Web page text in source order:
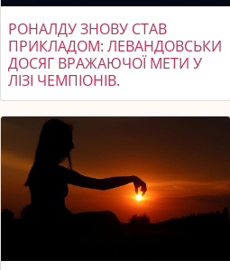
РОНАЛДУ ЗНОВУ СТАВ
ПРИКЛАДОМ: ЛЕВАНДОВСЬКИ
ДОСЯГ ВРАЖАЮЧОЇ МЕТИ У
ЛІЗІ ЧЕМПІОНІВ.